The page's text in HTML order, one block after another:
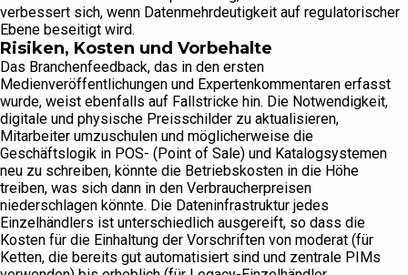
verbessert sich, wenn Datenmehrdeutigkeit auf regulatorischer
Ebene beseitigt wird.
Risiken, Kosten und Vorbehalte
Das Branchenfeedback, das in den ersten
Medienveröffentlichungen und Expertenkommentaren erfasst
wurde, weist ebenfalls auf Fallstricke hin. Die Notwendigkeit,
digitale und physische Preisschilder zu aktualisieren,
Mitarbeiter umzuschulen und möglicherweise die
Geschäftslogik in POS- (Point of Sale) und Katalogsystemen
neu zu schreiben, könnte die Betriebskosten in die Höhe
treiben, was sich dann in den Verbraucherpreisen
niederschlagen könnte. Die Dateninfrastruktur jedes
Einzelhändlers ist unterschiedlich ausgereift, so dass die
Kosten für die Einhaltung der Vorschriften von moderat (für
Ketten, die bereits gut automatisiert sind und zentrale PIMs